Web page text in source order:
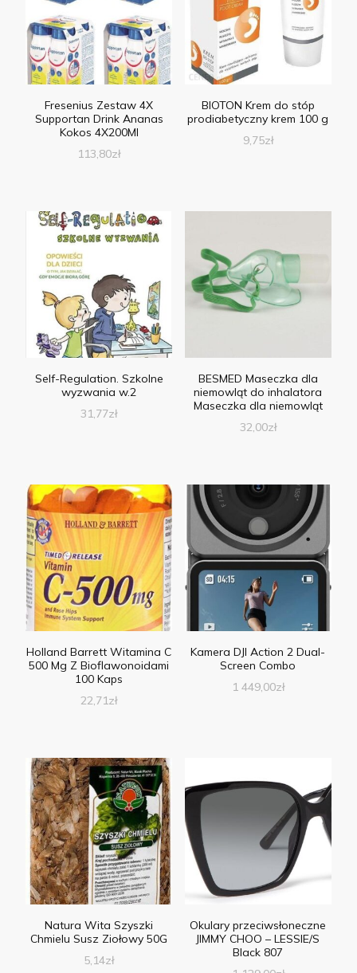
Fresenius Zestaw 4X
Supportan Drink Ananas
Kokos 4X200Ml
113,80zł
BIOTON Krem do stóp
prodiabetyczny krem 100 g
9,75zł
Self-Regulation. Szkolne
wyzwania w.2
31,77zł
BESMED Maseczka dla
niemowląt do inhalatora
Maseczka dla niemowląt
32,00zł
Holland Barrett Witamina C
500 Mg Z Bioflawonoidami
100 Kaps
22,71zł
Kamera DJI Action 2 Dual-
Screen Combo
1 449,00zł
Natura Wita Szyszki
Chmielu Susz Ziołowy 50G
5,14zł
Okulary przeciwsłoneczne
JIMMY CHOO – LESSIE/S
Black 807